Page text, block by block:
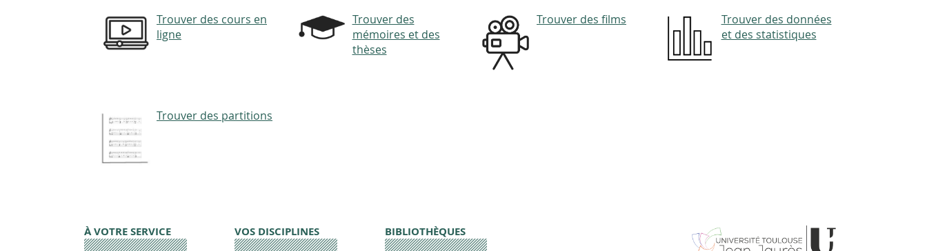
Trouver des cours en
ligne
Trouver des
mémoires et des
thèses
Trouver des films
Trouver des données
et des statistiques
Trouver des partitions
À VOTRE SERVICE VOS DISCIPLINES BIBLIOTHÈQUES